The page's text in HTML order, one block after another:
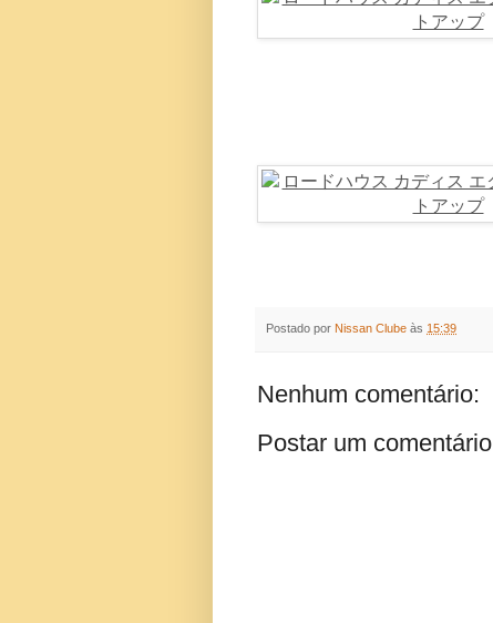
Postado por Nissan Clube às 15:39
Nenhum comentário:
Postar um comentário